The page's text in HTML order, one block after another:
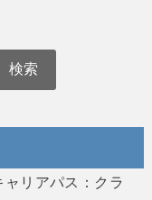
検索
リアパス：クラ